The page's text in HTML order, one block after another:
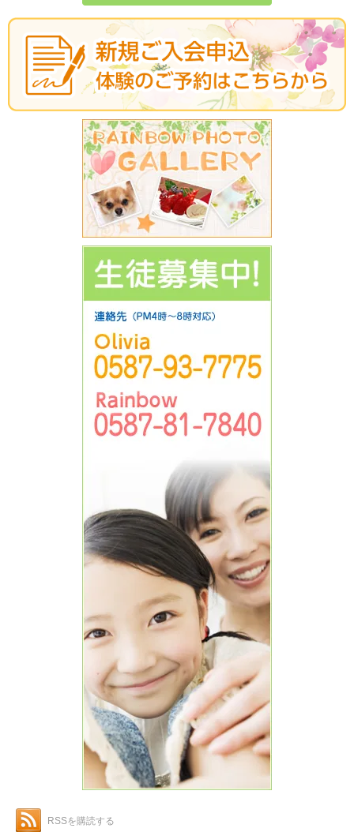
RSSを購読する